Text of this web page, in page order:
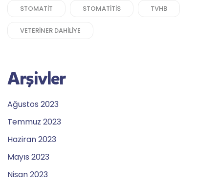
STOMATIT STOMATITIS TVHB
VETERINER DAHILIYE
Arşivler
Ağustos 2023
Temmuz 2023
Haziran 2023
Mayıs 2023
Nisan 2023